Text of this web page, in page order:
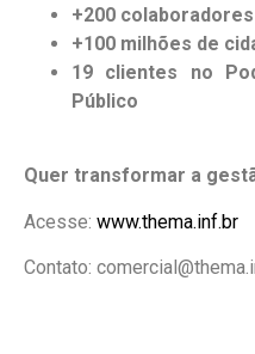
+200
+100 milhões de
19 clientes no
Público
Quer transformar a
Acesse: www.thema.inf.br
Contato: